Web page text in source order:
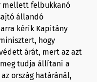
mellett felbukkanó
állandó
kérik Kapitány
hogy
árát, mert az azt
tudja állítani a
ország határánál,